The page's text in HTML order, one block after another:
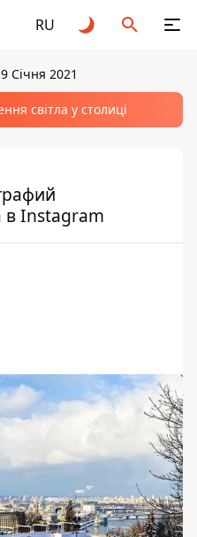
RU
Січня 2021
світла у столиці
в Instagram